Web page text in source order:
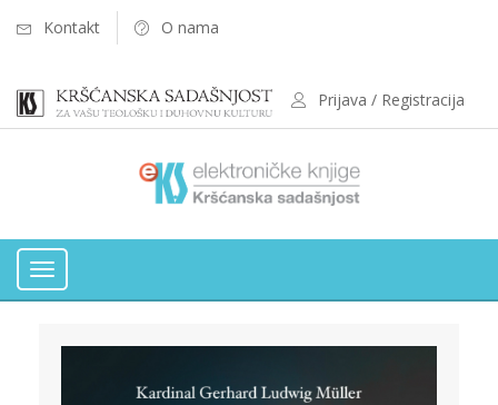
Kontakt O nama
Prijava / Registracija
Toggle